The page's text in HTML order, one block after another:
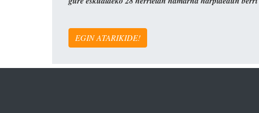
EGIN ATARIKIDE!